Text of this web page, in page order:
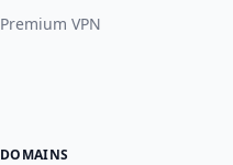
Premium VPN
DOMAINS